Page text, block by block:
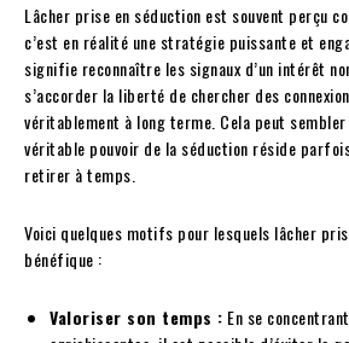
Lâcher prise en séduction est souvent perçu
c’est en réalité une stratégie puissante et
signifie reconnaître les signaux d’un intérêt
s’accorder la liberté de chercher des
véritablement à long terme. Cela peut
véritable pouvoir de la séduction réside
retirer à temps.
Voici quelques motifs pour lesquels lâcher
bénéfique :
Valoriser son temps : En se